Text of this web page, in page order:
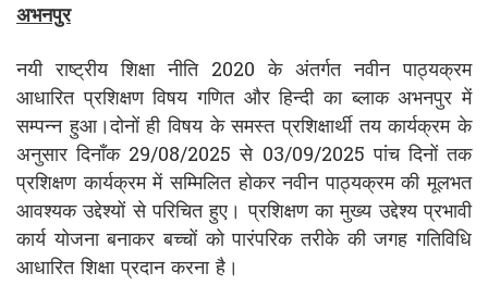
अभनपुर
नयी राष्ट्रीय शिक्षा नीति 2020 के अंतर्गत नवीन पाठ्यक्रम
आधारित प्रशिक्षण विषय गणित और हिन्दी का ब्लाक अभनपुर में
सम्पन्न हुआ।दोनों ही विषय के समस्त प्रशिक्षार्थी तय कार्यक्रम के
अनुसार दिनाँक 29/08/2025 से 03/09/2025 पांच दिनों तक
प्रशिक्षण कार्यक्रम में सम्मिलित होकर नवीन पाठ्यक्रम की मूलभत
आवश्यक उद्देश्यों से परिचित हुए। प्रशिक्षण का मुख्य उद्देश्य प्रभावी
कार्य योजना बनाकर बच्चों को पारंपरिक तरीके की जगह गतिविधि
आधारित शिक्षा प्रदान करना है।